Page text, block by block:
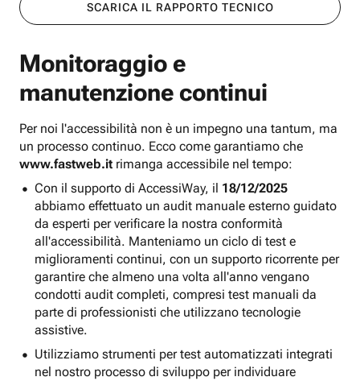
SCARICA IL RAPPORTO TECNICO
Monitoraggio e
manutenzione continui
Per noi l'accessibilità non è un impegno una tantum, ma
un processo continuo. Ecco come garantiamo che
www.fastweb.it rimanga accessibile nel tempo:
Con il supporto di AccessiWay, il 18/12/2025
abbiamo effettuato un audit manuale esterno guidato
da esperti per verificare la nostra conformità
all'accessibilità. Manteniamo un ciclo di test e
miglioramenti continui, con un supporto ricorrente per
garantire che almeno una volta all'anno vengano
condotti audit completi, compresi test manuali da
parte di professionisti che utilizzano tecnologie
assistive.
Utilizziamo strumenti per test automatizzati integrati
nel nostro processo di sviluppo per individuare